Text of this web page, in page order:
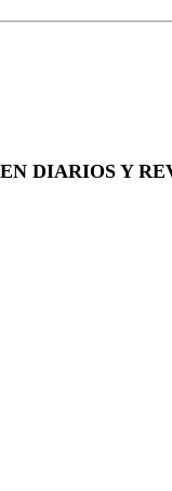
DIARIOS Y